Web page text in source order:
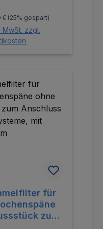
Preis:
€ (25% gespart)
zzgl.
für
zum